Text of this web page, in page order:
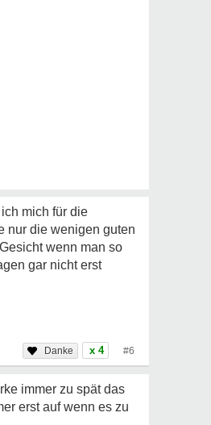
mich für die
nur die wenigen guten
wenn man so
gar nicht erst
x 4 #6
immer zu spät das
erst auf wenn es zu